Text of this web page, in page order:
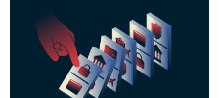
Wat wordt er gedaan tegen cyberaanvallen?
Wat je kunt doen om jezelf te beschermen tegen
cyberaanvallen
Veelgestelde vragen over cyberaanvallen